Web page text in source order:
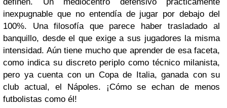
definen. Un mediocentro defensivo prácticamente
inexpugnable que no entendía de jugar por debajo del
100%. Una filosofía que parece haber trasladado al
banquillo, desde el que exige a sus jugadores la misma
intensidad. Aún tiene mucho que aprender de esa faceta,
como indica su discreto periplo como técnico milanista,
pero ya cuenta con un Copa de Italia, ganada con su
club actual, el Nápoles. ¡Cómo se echan de menos
futbolistas como él!